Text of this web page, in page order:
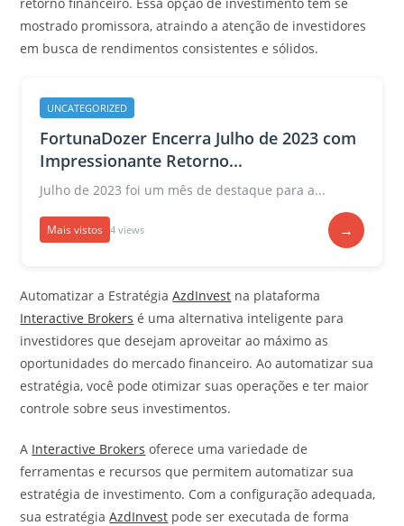
mostrado promissora, atraindo a atenção de investidores
em busca de rendimentos consistentes e sólidos.
UNCATEGORIZED
FortunaDozer Encerra Julho de 2023 com
Impressionante Retorno...
Julho de 2023 foi um mês de destaque para a...
Mais vistos 4 views →
Automatizar a EstratégiaAzdInvest na plataforma
Interactive Brokers é uma alternativa inteligente para
investidores que desejam aproveitar ao máximo as
oportunidades do mercado financeiro. Ao automatizar sua
estratégia, você pode otimizar suas operações e ter maior
controle sobre seus investimentos.
A Interactive Brokers oferece uma variedade de
ferramentas e recursos que permitem automatizar sua
estratégia de investimento. Com a configuração adequada,
sua estratégiaAzdInvest pode ser executada de forma